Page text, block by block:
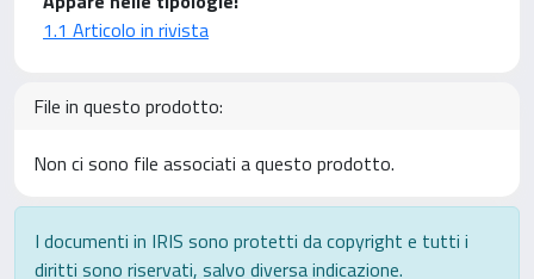
1.1 Articolo in rivista
File in questo prodotto:
Non ci sono file associati a questo prodotto.
I documenti in IRIS sono protetti da copyright e tutti i
diritti sono riservati, salvo diversa indicazione.